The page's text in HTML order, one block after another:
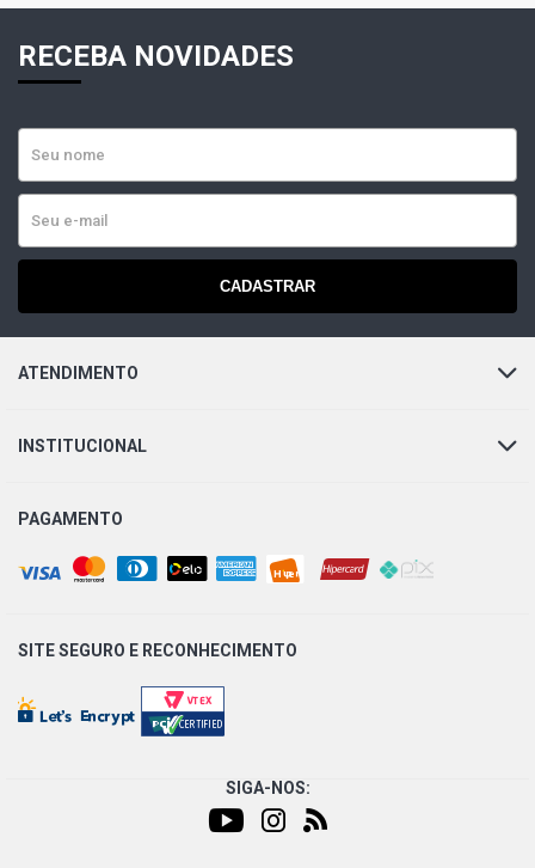
RECEBA NOVIDADES
CADASTRAR
ATENDIMENTO
INSTITUCIONAL
PAGAMENTO
SITE SEGURO E RECONHECIMENTO
SIGA-NOS: